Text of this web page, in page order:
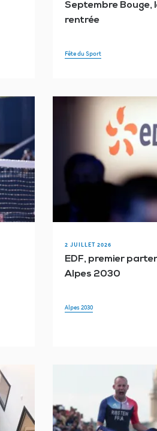
Septembre Bouge,
rentrée
Fête du Sport
2 JUILLET 2026
EDF, premier
Alpes 2030
Alpes 2030